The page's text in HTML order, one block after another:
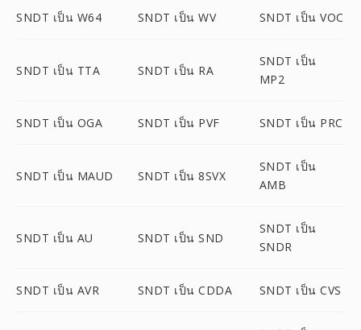
SNDT เป็น W64 SNDT เป็น WV SNDT เป็น VOC
SNDT เป็น TTA SNDT เป็น RA
SNDT เป็น
MP2
SNDT เป็น OGA SNDT เป็น PVF SNDT เป็น PRC
SNDT เป็น MAUD SNDT เป็น 8SVX
SNDT เป็น
AMB
SNDT เป็น AU SNDT เป็น SND
SNDT เป็น
SNDR
SNDT เป็น AVR SNDT เป็น CDDA SNDT เป็น CVS